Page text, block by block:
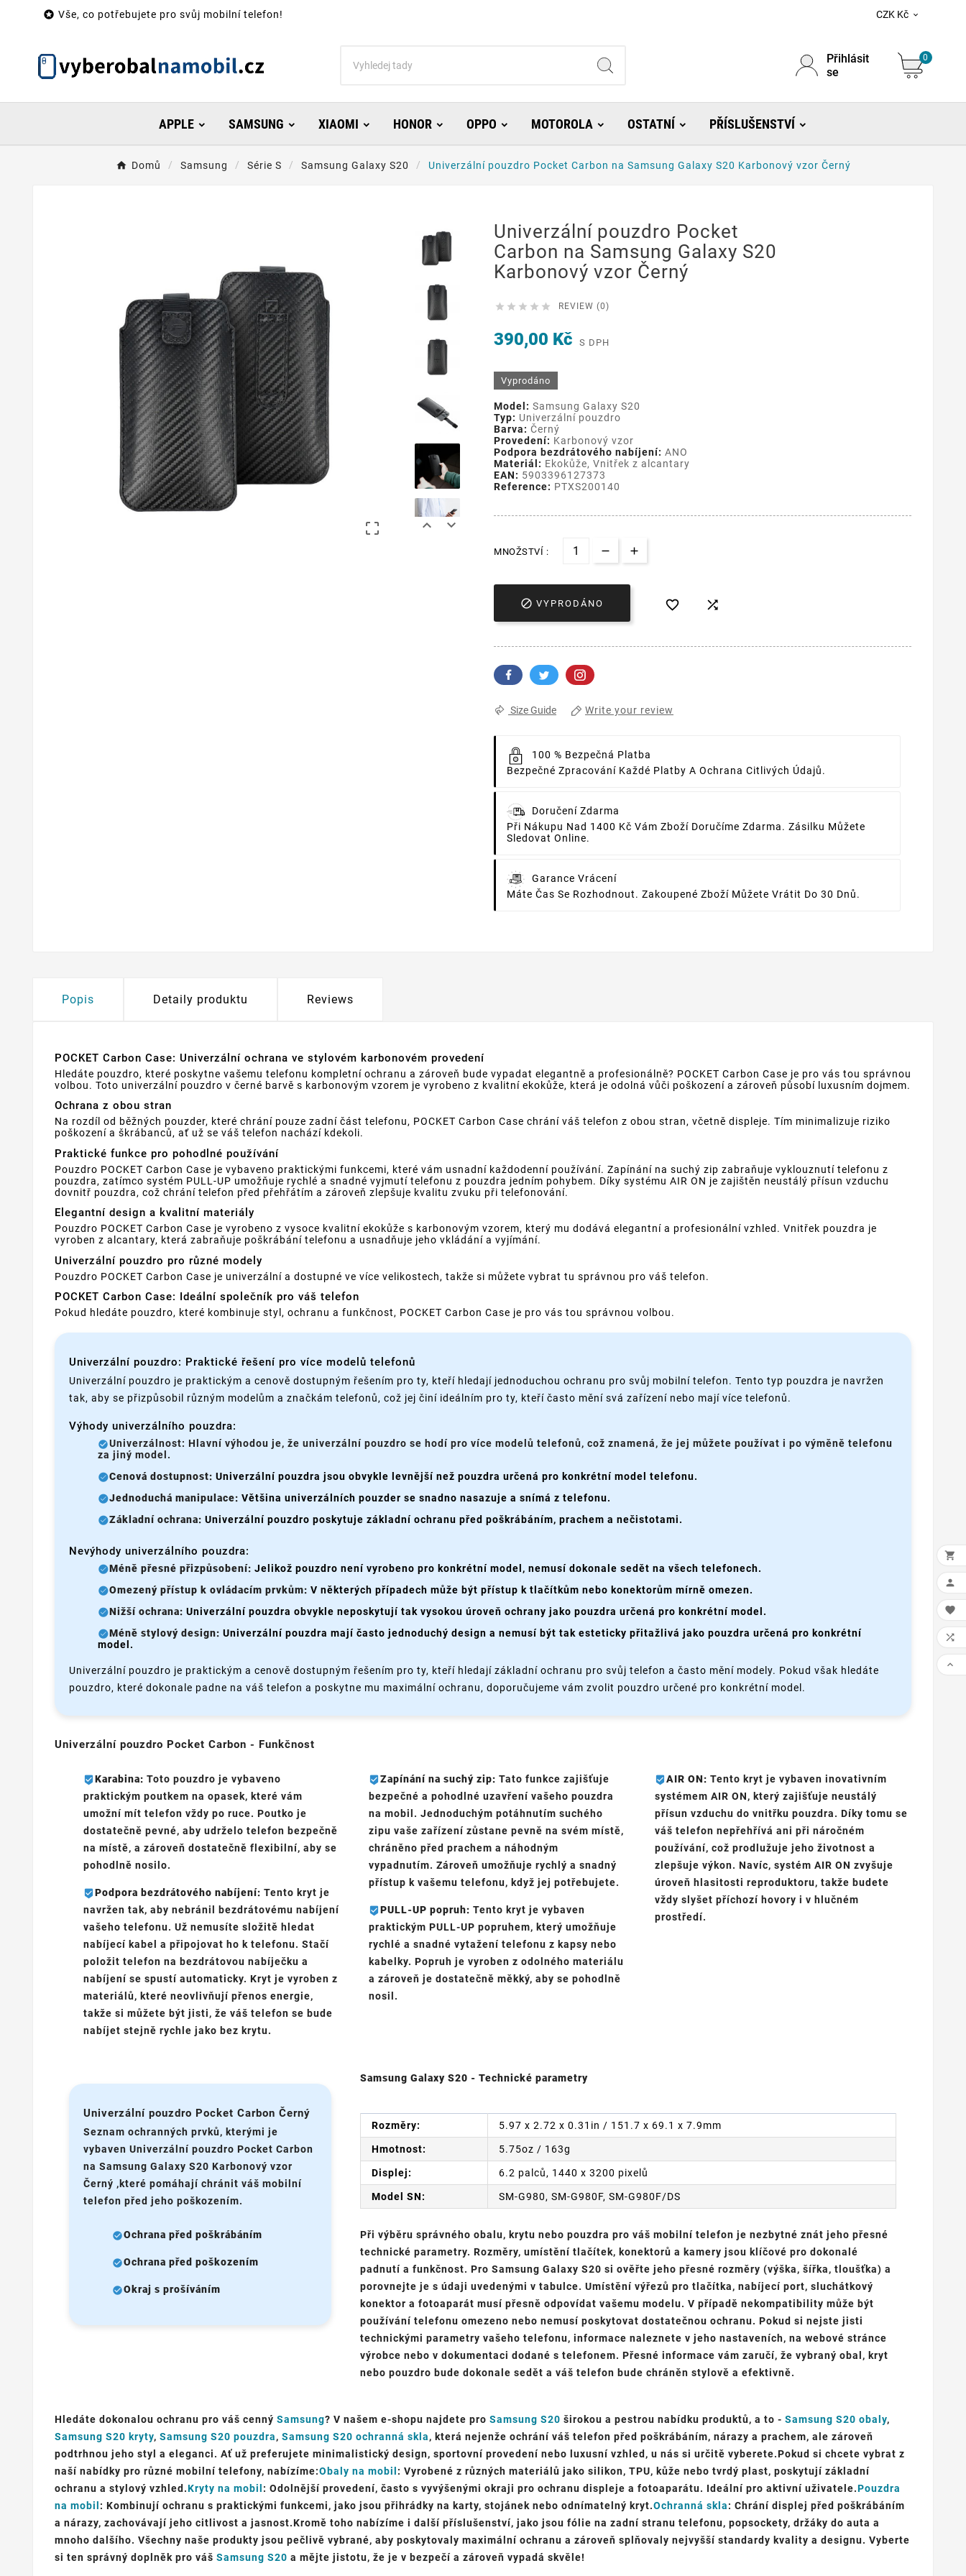
 Vše, co potřebujete pro svůj mobilní telefon! CZK Kč 
Přihlásit
se
0
APPLE SAMSUNG XIAOMI HONOR OPPO MOTOROLA OSTATNÍ PŘÍSLUŠENSTVÍ
Domů Samsung Série S Samsung Galaxy S20 Univerzální pouzdro Pocket Carbon na Samsung Galaxy S20 Karbonový vzor Černý
  
Univerzální pouzdro Pocket
Carbon na Samsung Galaxy S20
Karbonový vzor Černý
     REVIEW (0)
390,00 Kč S DPH
Vyprodáno
Model: Samsung Galaxy S20
Typ: Univerzální pouzdro
Barva: Černý
Provedení: Karbonový vzor
Podpora bezdrátového nabíjení: ANO
Materiál: Ekokůže, Vnitřek z alcantary
EAN: 5903396127373
Reference: PTXS200140
MNOŽSTVÍ :
 VYPRODÁNO  
Size Guide Write your review
100 % Bezpečná Platba
Bezpečné Zpracování Každé Platby A Ochrana Citlivých Údajů.
Doručení Zdarma
Při Nákupu Nad 1400 Kč Vám Zboží Doručíme Zdarma. Zásilku Můžete
Sledovat Online.
Garance Vrácení
Máte Čas Se Rozhodnout. Zakoupené Zboží Můžete Vrátit Do 30 Dnů.
Popis Detaily produktu Reviews
POCKET Carbon Case: Univerzální ochrana ve stylovém karbonovém provedení
Hledáte pouzdro, které poskytne vašemu telefonu kompletní ochranu a zároveň bude vypadat elegantně a profesionálně? POCKET Carbon Case je pro vás tou správnou
volbou. Toto univerzální pouzdro v černé barvě s karbonovým vzorem je vyrobeno z kvalitní ekokůže, která je odolná vůči poškození a zároveň působí luxusním dojmem.
Ochrana z obou stran
Na rozdíl od běžných pouzder, které chrání pouze zadní část telefonu, POCKET Carbon Case chrání váš telefon z obou stran, včetně displeje. Tím minimalizuje riziko
poškození a škrábanců, ať už se váš telefon nachází kdekoli.
Praktické funkce pro pohodlné používání
Pouzdro POCKET Carbon Case je vybaveno praktickými funkcemi, které vám usnadní každodenní používání. Zapínání na suchý zip zabraňuje vyklouznutí telefonu z
pouzdra, zatímco systém PULL-UP umožňuje rychlé a snadné vyjmutí telefonu z pouzdra jedním pohybem. Díky systému AIR ON je zajištěn neustálý přísun vzduchu
dovnitř pouzdra, což chrání telefon před přehřátím a zároveň zlepšuje kvalitu zvuku při telefonování.
Elegantní design a kvalitní materiály
Pouzdro POCKET Carbon Case je vyrobeno z vysoce kvalitní ekokůže s karbonovým vzorem, který mu dodává elegantní a profesionální vzhled. Vnitřek pouzdra je
vyroben z alcantary, která zabraňuje poškrábání telefonu a usnadňuje jeho vkládání a vyjímání.
Univerzální pouzdro pro různé modely
Pouzdro POCKET Carbon Case je univerzální a dostupné ve více velikostech, takže si můžete vybrat tu správnou pro váš telefon.
POCKET Carbon Case: Ideální společník pro váš telefon
Pokud hledáte pouzdro, které kombinuje styl, ochranu a funkčnost, POCKET Carbon Case je pro vás tou správnou volbou.
Univerzální pouzdro: Praktické řešení pro více modelů telefonů
Univerzální pouzdro je praktickým a cenově dostupným řešením pro ty, kteří hledají jednoduchou ochranu pro svůj mobilní telefon. Tento typ pouzdra je navržen
tak, aby se přizpůsobil různým modelům a značkám telefonů, což jej činí ideálním pro ty, kteří často mění svá zařízení nebo mají více telefonů.
Výhody univerzálního pouzdra:
Univerzálnost: Hlavní výhodou je, že univerzální pouzdro se hodí pro více modelů telefonů, což znamená, že jej můžete používat i po výměně telefonu
za jiný model.
Cenová dostupnost: Univerzální pouzdra jsou obvykle levnější než pouzdra určená pro konkrétní model telefonu.
Jednoduchá manipulace: Většina univerzálních pouzder se snadno nasazuje a snímá z telefonu.
Základní ochrana: Univerzální pouzdro poskytuje základní ochranu před poškrábáním, prachem a nečistotami.
Nevýhody univerzálního pouzdra:
Méně přesné přizpůsobení: Jelikož pouzdro není vyrobeno pro konkrétní model, nemusí dokonale sedět na všech telefonech.
Omezený přístup k ovládacím prvkům: V některých případech může být přístup k tlačítkům nebo konektorům mírně omezen.
Nižší ochrana: Univerzální pouzdra obvykle neposkytují tak vysokou úroveň ochrany jako pouzdra určená pro konkrétní model.
Méně stylový design: Univerzální pouzdra mají často jednoduchý design a nemusí být tak esteticky přitažlivá jako pouzdra určená pro konkrétní
model.
Univerzální pouzdro je praktickým a cenově dostupným řešením pro ty, kteří hledají základní ochranu pro svůj telefon a často mění modely. Pokud však hledáte
pouzdro, které dokonale padne na váš telefon a poskytne mu maximální ochranu, doporučujeme vám zvolit pouzdro určené pro konkrétní model.
Univerzální pouzdro Pocket Carbon - Funkčnost
Karabina: Toto pouzdro je vybaveno
praktickým poutkem na opasek, které vám
umožní mít telefon vždy po ruce. Poutko je
dostatečně pevné, aby udrželo telefon bezpečně
na místě, a zároveň dostatečně flexibilní, aby se
pohodlně nosilo.
Podpora bezdrátového nabíjení: Tento kryt je
navržen tak, aby nebránil bezdrátovému nabíjení
vašeho telefonu. Už nemusíte složitě hledat
nabíjecí kabel a připojovat ho k telefonu. Stačí
položit telefon na bezdrátovou nabíječku a
nabíjení se spustí automaticky. Kryt je vyroben z
materiálů, které neovlivňují přenos energie,
takže si můžete být jisti, že váš telefon se bude
nabíjet stejně rychle jako bez krytu.
Zapínání na suchý zip: Tato funkce zajišťuje
bezpečné a pohodlné uzavření vašeho pouzdra
na mobil. Jednoduchým potáhnutím suchého
zipu vaše zařízení zůstane pevně na svém místě,
chráněno před prachem a náhodným
vypadnutím. Zároveň umožňuje rychlý a snadný
přístup k vašemu telefonu, když jej potřebujete.
PULL-UP popruh: Tento kryt je vybaven
praktickým PULL-UP popruhem, který umožňuje
rychlé a snadné vytažení telefonu z kapsy nebo
kabelky. Popruh je vyroben z odolného materiálu
a zároveň je dostatečně měkký, aby se pohodlně
nosil.
AIR ON: Tento kryt je vybaven inovativním
systémem AIR ON, který zajišťuje neustálý
přísun vzduchu do vnitřku pouzdra. Díky tomu se
váš telefon nepřehřívá ani při náročném
používání, což prodlužuje jeho životnost a
zlepšuje výkon. Navíc, systém AIR ON zvyšuje
úroveň hlasitosti reproduktoru, takže budete
vždy slyšet příchozí hovory i v hlučném
prostředí.
Univerzální pouzdro Pocket Carbon Černý
Seznam ochranných prvků, kterými je
vybaven Univerzální pouzdro Pocket Carbon
na Samsung Galaxy S20 Karbonový vzor
Černý ,které pomáhají chránit váš mobilní
telefon před jeho poškozením.
Ochrana před poškrábáním
Ochrana před poškozením
Okraj s prošíváním
Samsung Galaxy S20 - Technické parametry
Rozměry: 5.97 x 2.72 x 0.31in / 151.7 x 69.1 x 7.9mm
Hmotnost: 5.75oz / 163g
Displej: 6.2 palců, 1440 x 3200 pixelů
Model SN: SM-G980, SM-G980F, SM-G980F/DS
Při výběru správného obalu, krytu nebo pouzdra pro váš mobilní telefon je nezbytné znát jeho přesné
technické parametry. Rozměry, umístění tlačítek, konektorů a kamery jsou klíčové pro dokonalé
padnutí a funkčnost. Pro Samsung Galaxy S20 si ověřte jeho přesné rozměry (výška, šířka, tloušťka) a
porovnejte je s údaji uvedenými v tabulce. Umístění výřezů pro tlačítka, nabíjecí port, sluchátkový
konektor a fotoaparát musí přesně odpovídat vašemu modelu. V případě nekompatibility může být
používání telefonu omezeno nebo nemusí poskytovat dostatečnou ochranu. Pokud si nejste jisti
technickými parametry vašeho telefonu, informace naleznete v jeho nastaveních, na webové stránce
výrobce nebo v dokumentaci dodané s telefonem. Přesné informace vám zaručí, že vybraný obal, kryt
nebo pouzdro bude dokonale sedět a váš telefon bude chráněn stylově a efektivně.
Hledáte dokonalou ochranu pro váš cenný Samsung? V našem e-shopu najdete pro Samsung S20 širokou a pestrou nabídku produktů, a to - Samsung S20 obaly,
Samsung S20 kryty, Samsung S20 pouzdra, Samsung S20 ochranná skla, která nejenže ochrání váš telefon před poškrábáním, nárazy a prachem, ale zároveň
podtrhnou jeho styl a eleganci. Ať už preferujete minimalistický design, sportovní provedení nebo luxusní vzhled, u nás si určitě vyberete.Pokud si chcete vybrat z
naší nabídky pro různé mobilní telefony, nabízíme:Obaly na mobil : Vyrobené z různých materiálů jako silikon, TPU, kůže nebo tvrdý plast, poskytují základní
ochranu a stylový vzhled.Kryty na mobil : Odolnější provedení, často s vyvýšenými okraji pro ochranu displeje a fotoaparátu. Ideální pro aktivní uživatele.Pouzdra
na mobil : Kombinují ochranu s praktickými funkcemi, jako jsou přihrádky na karty, stojánek nebo odnímatelný kryt.Ochranná skla: Chrání displej před poškrábáním
a nárazy, zachovávají jeho citlivost a jasnost.Kromě toho nabízíme i další příslušenství, jako jsou fólie na zadní stranu telefonu, popsockety, držáky do auta a
mnoho dalšího. Všechny naše produkty jsou pečlivě vybrané, aby poskytovaly maximální ochranu a zároveň splňovaly nejvyšší standardy kvality a designu. Vyberte
si ten správný doplněk pro váš Samsung S20 a mějte jistotu, že je v bezpečí a zároveň vypadá skvěle!




